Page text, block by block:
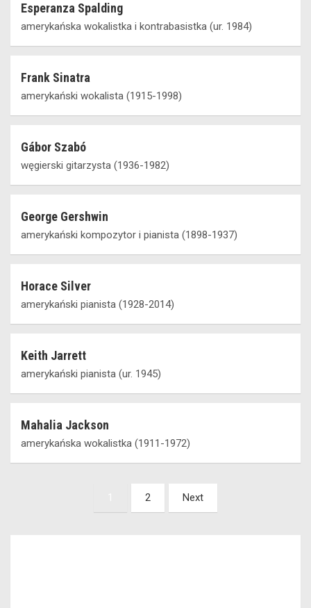
Esperanza Spalding
amerykańska wokalistka i kontrabasistka (ur. 1984)
Frank Sinatra
amerykański wokalista (1915-1998)
Gábor Szabó
węgierski gitarzysta (1936-1982)
George Gershwin
amerykański kompozytor i pianista (1898-1937)
Horace Silver
amerykański pianista (1928-2014)
Keith Jarrett
amerykański pianista (ur. 1945)
Mahalia Jackson
amerykańska wokalistka (1911-1972)
2 Next